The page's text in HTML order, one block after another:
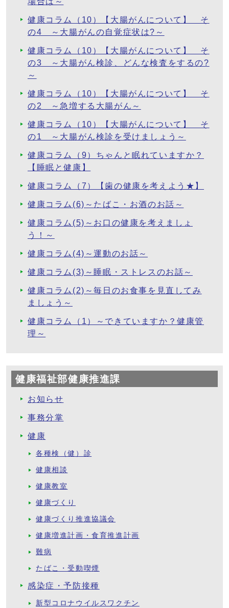
健康コラム（10）【大腸がんについて】 そ
の4 ～大腸がんの自覚症状は?～
健康コラム（10）【大腸がんについて】 そ
の3 ～大腸がん検診、どんな検査をするの?
～
健康コラム（10）【大腸がんについて】 そ
の2 ～急増する大腸がん～
健康コラム（10）【大腸がんについて】 そ
の1 ～大腸がん検診を受けましょう～
健康コラム（9）ちゃんと眠れていますか？
【睡眠と健康】
健康コラム（7）【歯の健康を考えよう★】
健康コラム(6)～たばこ・お酒のお話～
健康コラム(5)～お口の健康を考えましょ
う！～
健康コラム(4)～運動のお話～
健康コラム(3)～睡眠・ストレスのお話～
健康コラム(2)～毎日のお食事を見直してみ
ましょう～
健康コラム（1）～できていますか？健康管
理～
健康福祉部健康推進課
お知らせ
事務分掌
健康
各種検（健）診
健康相談
健康教室
健康づくり
健康づくり推進協議会
健康増進計画・食育推進計画
難病
たばこ・受動喫煙
感染症・予防接種
新型コロナウイルスワクチン